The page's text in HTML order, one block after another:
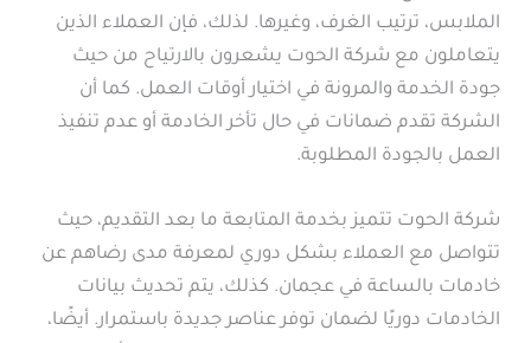
الملابس، ترتيب الغرف، وغيرها. لذلك، فإن العملاء الذين
يتعاملون مع شركة الحوت يشعرون بالارتياح من حيث
جودة الخدمة والمرونة في اختيار أوقات العمل. كما أن
الشركة تقدم ضمانات في حال تأخر الخادمة أو عدم تنفيذ
العمل بالجودة المطلوبة.
شركة الحوت تتميز بخدمة المتابعة ما بعد التقديم، حيث
تتواصل مع العملاء بشكل دوري لمعرفة مدى رضاهم عن
خادمات بالساعة في عجمان. كذلك، يتم تحديث بيانات
الخادمات دوريًا لضمان توفر عناصر جديدة باستمرار. أيضًا،